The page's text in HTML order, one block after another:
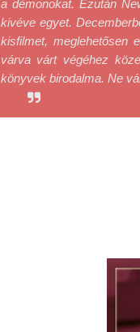
a démonokat. Ezután
kivéve egyet.
kisfilmet, meglehetősen
várva várt végéhez
könyvek birodalma. Ne